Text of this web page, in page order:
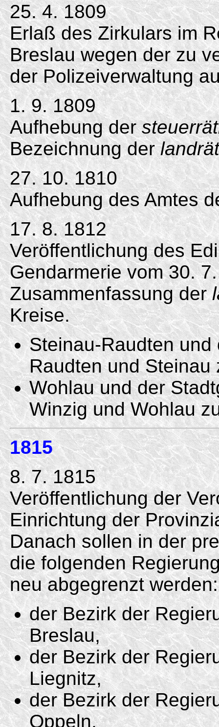
25. 4. 1809
Erlaß des Zirkulars im
Breslau wegen der zu
der Polizeiverwaltung
1. 9. 1809
Aufhebung der
Bezeichnung der
27. 10. 1810
Aufhebung des Amtes
17. 8. 1812
Veröffentlichung des
Gendarmerie vom 30.
Zusammenfassung der
Kreise.
Steinau-Raudten
Raudten und
Wohlau und der
Winzig und Wohlau
1815
8. 7. 1815
Veröffentlichung der
Einrichtung der
Danach sollen in der
die folgenden
neu abgegrenzt werden:
der Bezirk der
Breslau,
der Bezirk der
Liegnitz,
der Bezirk der
Oppeln,